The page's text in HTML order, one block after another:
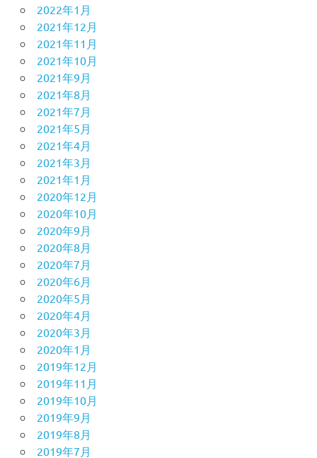
2022年1月
2021年12月
2021年11月
2021年10月
2021年9月
2021年8月
2021年7月
2021年5月
2021年4月
2021年3月
2021年1月
2020年12月
2020年10月
2020年9月
2020年8月
2020年7月
2020年6月
2020年5月
2020年4月
2020年3月
2020年1月
2019年12月
2019年11月
2019年10月
2019年9月
2019年8月
2019年7月